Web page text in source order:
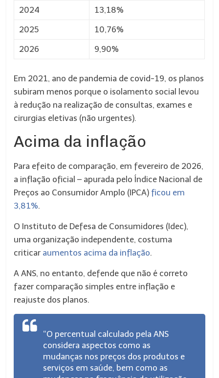
2024
13,18%
2025
10,76%
2026
9,90%
Em 2021, ano de pandemia de covid-19, os planos
subiram menos porque o isolamento social levou
à redução na realização de consultas, exames e
cirurgias eletivas (não urgentes).
Acima da inflação
Para efeito de comparação, em fevereiro de 2026,
a inflação oficial – apurada pelo Índice Nacional de
Preços ao Consumidor Amplo (IPCA) ficou em
3,81%.
O Instituto de Defesa de Consumidores (Idec),
uma organização independente, costuma
criticar aumentos acima da inflação.
A ANS, no entanto, defende que não é correto
fazer comparação simples entre inflação e
reajuste dos planos.
“O percentual calculado pela ANS
considera aspectos como as
mudanças nos preços dos produtos e
serviços em saúde, bem como as